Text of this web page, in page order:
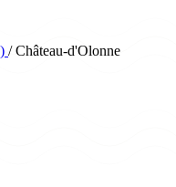
/ Château-d'Olonne